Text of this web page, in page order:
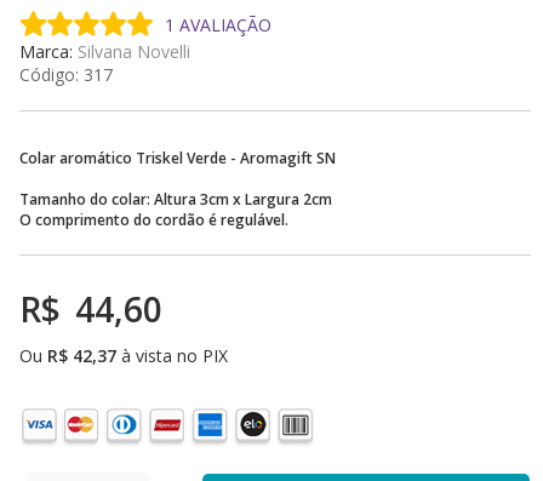
1 AVALIAÇÃO
Marca: Silvana Novelli
Código: 317
Colar aromático Triskel Verde - Aromagift SN
Tamanho do colar: Altura 3cm x Largura 2cm
O comprimento do cordão é regulável.
R$ 44,60
Ou R$ 42,37 à vista no PIX